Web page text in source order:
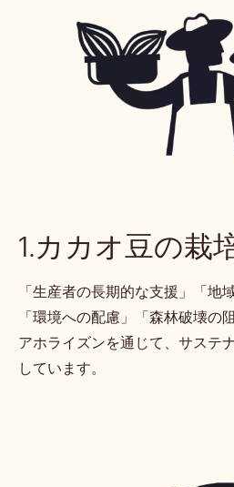
1.カカオ豆の栽
「生産者の長期的な支援」「地
「環境への配慮」「森林破壊の
アホライズンを通じて、サステ
しています。